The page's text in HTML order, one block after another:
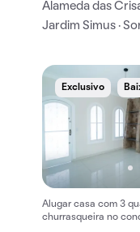
Alameda das
Jardim Simus ·
Exclusivo
Alugar casa com 3
churrasqueira no